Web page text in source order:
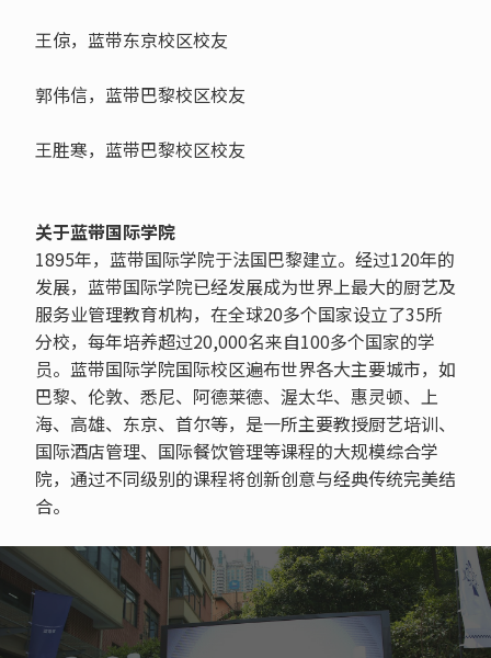
王倞，蓝带东京校区校友
郭伟信，蓝带巴黎校区校友
王胜寒，蓝带巴黎校区校友
关于蓝带国际学院
1895年，蓝带国际学院于法国巴黎建立。经过120年的
发展，蓝带国际学院已经发展成为世界上最大的厨艺及
服务业管理教育机构，在全球20多个国家设立了35所
分校，每年培养超过20,000名来自100多个国家的学
员。蓝带国际学院国际校区遍布世界各大主要城市，如
巴黎、伦敦、悉尼、阿德莱德、渥太华、惠灵顿、上
海、高雄、东京、首尔等，是一所主要教授厨艺培训、
国际酒店管理、国际餐饮管理等课程的大规模综合学
院，通过不同级别的课程将创新创意与经典传统完美结
合。